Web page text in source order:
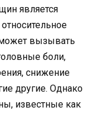
является
может вызывать
боли,
снижение
другие. Однако
известные как